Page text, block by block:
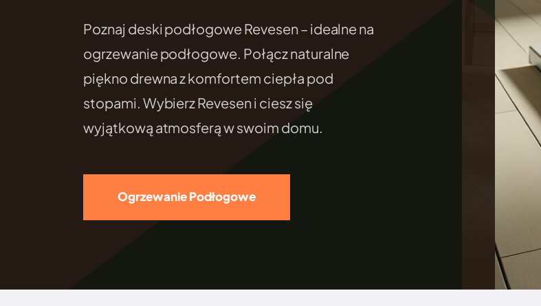
Poznaj deski podłogowe Revesen – idealne na
ogrzewanie podłogowe. Połącz naturalne
piękno drewna z komfortem ciepła pod
stopami. Wybierz Revesen i ciesz się
wyjątkową atmosferą w swoim domu.
Ogrzewanie Podłogowe